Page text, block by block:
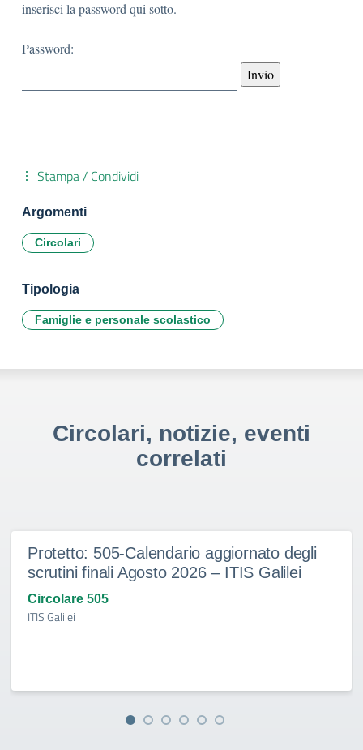
inserisci la password qui sotto.
Password:
Stampa / Condividi
Argomenti
Circolari
Tipologia
Famiglie e personale scolastico
Circolari, notizie, eventi
correlati
Protetto: 505-Calendario aggiornato degli
scrutini finali Agosto 2026 – ITIS Galilei
Circolare 505
ITIS Galilei